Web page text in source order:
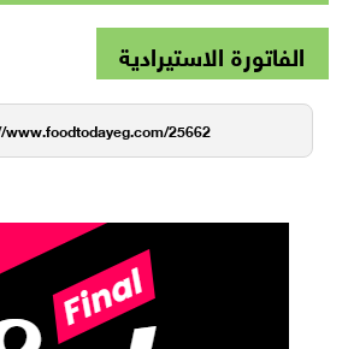
الفاتورة الاستيرادية